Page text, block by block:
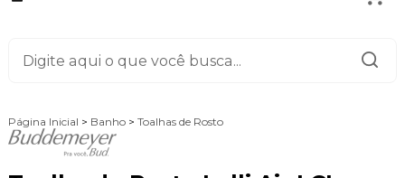
Página Inicial > Banho > Toalhas de Rosto